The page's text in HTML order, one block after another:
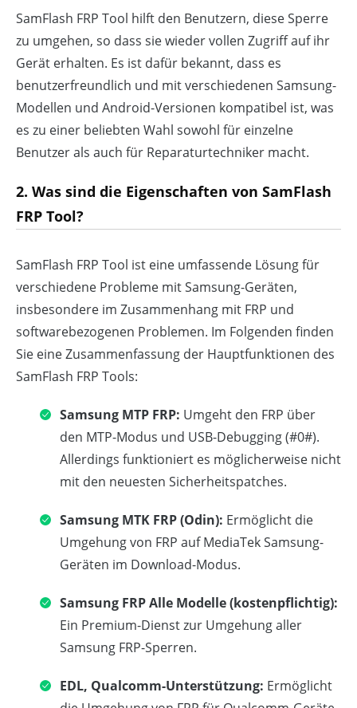
SamFlash FRP Tool hilft den Benutzern, diese Sperre
zu umgehen, so dass sie wieder vollen Zugriff auf ihr
Gerät erhalten. Es ist dafür bekannt, dass es
benutzerfreundlich und mit verschiedenen Samsung-
Modellen und Android-Versionen kompatibel ist, was
es zu einer beliebten Wahl sowohl für einzelne
Benutzer als auch für Reparaturtechniker macht.
2. Was sind die Eigenschaften von SamFlash
FRP Tool?
SamFlash FRP Tool ist eine umfassende Lösung für
verschiedene Probleme mit Samsung-Geräten,
insbesondere im Zusammenhang mit FRP und
softwarebezogenen Problemen. Im Folgenden finden
Sie eine Zusammenfassung der Hauptfunktionen des
SamFlash FRP Tools:
Samsung MTP FRP: Umgeht den FRP über
den MTP-Modus und USB-Debugging (#0#).
Allerdings funktioniert es möglicherweise nicht
mit den neuesten Sicherheitspatches.
Samsung MTK FRP (Odin): Ermöglicht die
Umgehung von FRP auf MediaTek Samsung-
Geräten im Download-Modus.
Samsung FRP Alle Modelle (kostenpflichtig):
Ein Premium-Dienst zur Umgehung aller
Samsung FRP-Sperren.
EDL, Qualcomm-Unterstützung: Ermöglicht